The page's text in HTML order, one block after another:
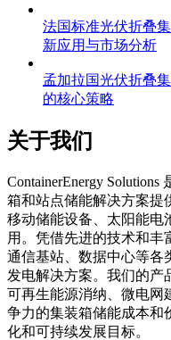
法国标准光伏折叠
新应用与市场分析
孟加拉国光伏折叠
的核心策略
关于我们
ContainerEnergy
箱和站点储能解决方案提
移动储能设备、太阳能电
用。凭借先进的技术和丰
通信基站、数据中心等各
发电解决方案。我们的产
可再生能源消纳、微电网
争力的集装箱储能成本和
化和可持续发展目标。